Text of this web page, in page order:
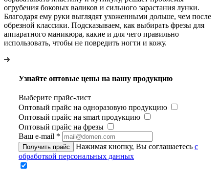
огрубения боковых валиков и сильного зарастания лунки.
Благодаря ему руки выглядят ухоженными дольше, чем после
обрезной классики. Подсказываем, как выбирать фрезы для
аппаратного маникюра, какие и для чего правильно
использовать, чтобы не повредить ногти и кожу.
Узнайте оптовые цены на нашу продукцию
Выберите прайс-лист
Оптовый прайс на одноразовую продукцию
Оптовый прайс на smart продукцию
Оптовый прайс на фрезы
Ваш e-mail *
Получить прайс Нажимая кнопку, Вы соглашаетесь с
обработкой персональных данных